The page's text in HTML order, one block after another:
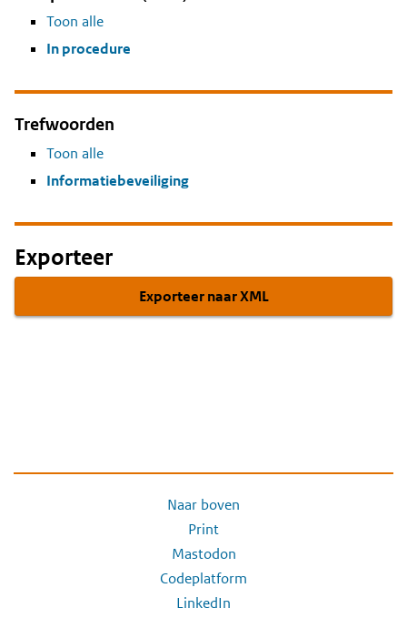
Toon alle
In procedure
Trefwoorden
Toon alle
Informatiebeveiliging
Exporteer
Exporteer naar XML
Naar boven
Print
Mastodon
Codeplatform
LinkedIn